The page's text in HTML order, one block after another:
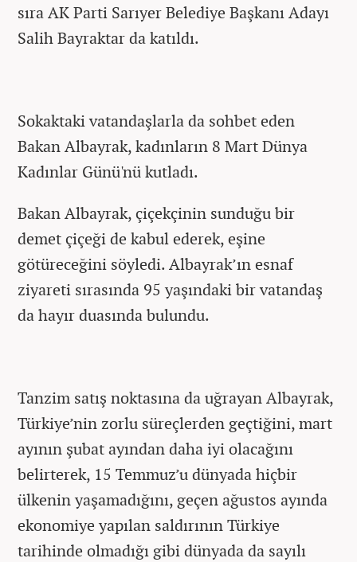
sıra AK Parti Sarıyer Belediye Başkanı Adayı
Salih Bayraktar da katıldı.
Sokaktaki vatandaşlarla da sohbet eden
Bakan Albayrak, kadınların 8 Mart Dünya
Kadınlar Günü'nü kutladı.
Bakan Albayrak, çiçekçinin sunduğu bir
demet çiçeği de kabul ederek, eşine
götüreceğini söyledi. Albayrak’ın esnaf
ziyareti sırasında 95 yaşındaki bir vatandaş
da hayır duasında bulundu.
Tanzim satış noktasına da uğrayan Albayrak,
Türkiye’nin zorlu süreçlerden geçtiğini, mart
ayının şubat ayından daha iyi olacağını
belirterek, 15 Temmuz’u dünyada hiçbir
ülkenin yaşamadığını, geçen ağustos ayında
ekonomiye yapılan saldırının Türkiye
tarihinde olmadığı gibi dünyada da sayılı